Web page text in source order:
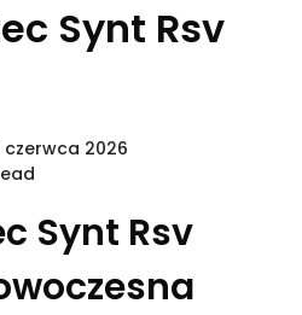
Synt Rsv
czerwca 2026
Synt Rsv